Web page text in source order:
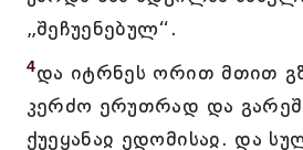
„შეჩუენებულ“.
4და იტრნეს ორით მთით
კერძო ერუთრად და
ქუეყანაჲ ედომისაჲ. და